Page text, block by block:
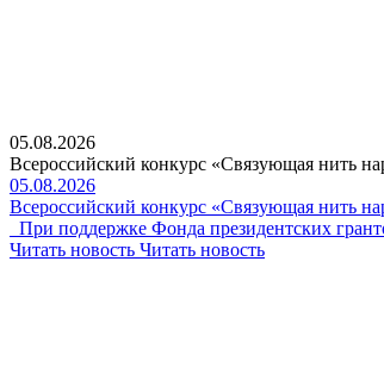
05.08.2026
Всероссийский конкурс «Связующая нить
05.08.2026
Всероссийский конкурс «Связующая нить
При поддержке Фонда президентских
Читать новость Читать новость